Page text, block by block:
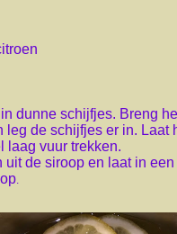
dunne schijfjes. Breng
leg de schijfjes er in. Laat
laag vuur trekken.
uit de siroop en laat in
.